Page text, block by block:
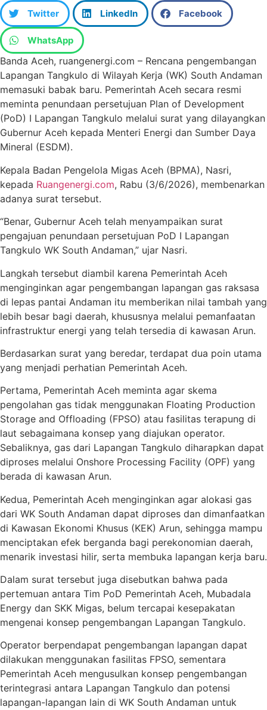
Twitter LinkedIn Facebook
WhatsApp
Banda Aceh, ruangenergi.com – Rencana pengembangan
Lapangan Tangkulo di Wilayah Kerja (WK) South Andaman
memasuki babak baru. Pemerintah Aceh secara resmi
meminta penundaan persetujuan Plan of Development
(PoD) I Lapangan Tangkulo melalui surat yang dilayangkan
Gubernur Aceh kepada Menteri Energi dan Sumber Daya
Mineral (ESDM).
Kepala Badan Pengelola Migas Aceh (BPMA), Nasri,
kepada Ruangenergi.com, Rabu (3/6/2026), membenarkan
adanya surat tersebut.
“Benar, Gubernur Aceh telah menyampaikan surat
pengajuan penundaan persetujuan PoD I Lapangan
Tangkulo WK South Andaman,” ujar Nasri.
Langkah tersebut diambil karena Pemerintah Aceh
menginginkan agar pengembangan lapangan gas raksasa
di lepas pantai Andaman itu memberikan nilai tambah yang
lebih besar bagi daerah, khususnya melalui pemanfaatan
infrastruktur energi yang telah tersedia di kawasan Arun.
Berdasarkan surat yang beredar, terdapat dua poin utama
yang menjadi perhatian Pemerintah Aceh.
Pertama, Pemerintah Aceh meminta agar skema
pengolahan gas tidak menggunakan Floating Production
Storage and Offloading (FPSO) atau fasilitas terapung di
laut sebagaimana konsep yang diajukan operator.
Sebaliknya, gas dari Lapangan Tangkulo diharapkan dapat
diproses melalui Onshore Processing Facility (OPF) yang
berada di kawasan Arun.
Kedua, Pemerintah Aceh menginginkan agar alokasi gas
dari WK South Andaman dapat diproses dan dimanfaatkan
di Kawasan Ekonomi Khusus (KEK) Arun, sehingga mampu
menciptakan efek berganda bagi perekonomian daerah,
menarik investasi hilir, serta membuka lapangan kerja baru.
Dalam surat tersebut juga disebutkan bahwa pada
pertemuan antara Tim PoD Pemerintah Aceh, Mubadala
Energy dan SKK Migas, belum tercapai kesepakatan
mengenai konsep pengembangan Lapangan Tangkulo.
Operator berpendapat pengembangan lapangan dapat
dilakukan menggunakan fasilitas FPSO, sementara
Pemerintah Aceh mengusulkan konsep pengembangan
terintegrasi antara Lapangan Tangkulo dan potensi
lapangan-lapangan lain di WK South Andaman untuk